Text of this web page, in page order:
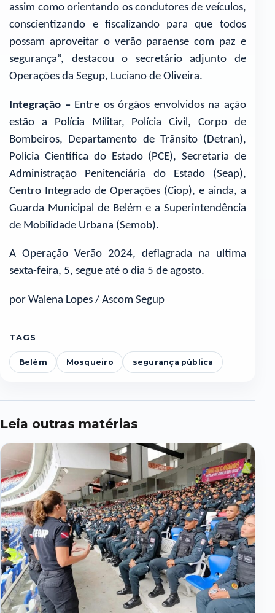
assim como orientando os condutores de veículos,
conscientizando e fiscalizando para que todos
possam aproveitar o verão paraense com paz e
segurança”, destacou o secretário adjunto de
Operações da Segup, Luciano de Oliveira.
Integração – Entre os órgãos envolvidos na ação
estão a Polícia Militar, Polícia Civil, Corpo de
Bombeiros, Departamento de Trânsito (Detran),
Polícia Científica do Estado (PCE), Secretaria de
Administração Penitenciária do Estado (Seap),
Centro Integrado de Operações (Ciop), e ainda, a
Guarda Municipal de Belém e a Superintendência
de Mobilidade Urbana (Semob).
A Operação Verão 2024, deflagrada na ultima
sexta-feira, 5, segue até o dia 5 de agosto.
por Walena Lopes / Ascom Segup
TAGS
Belém Mosqueiro segurança pública
Leia outras matérias